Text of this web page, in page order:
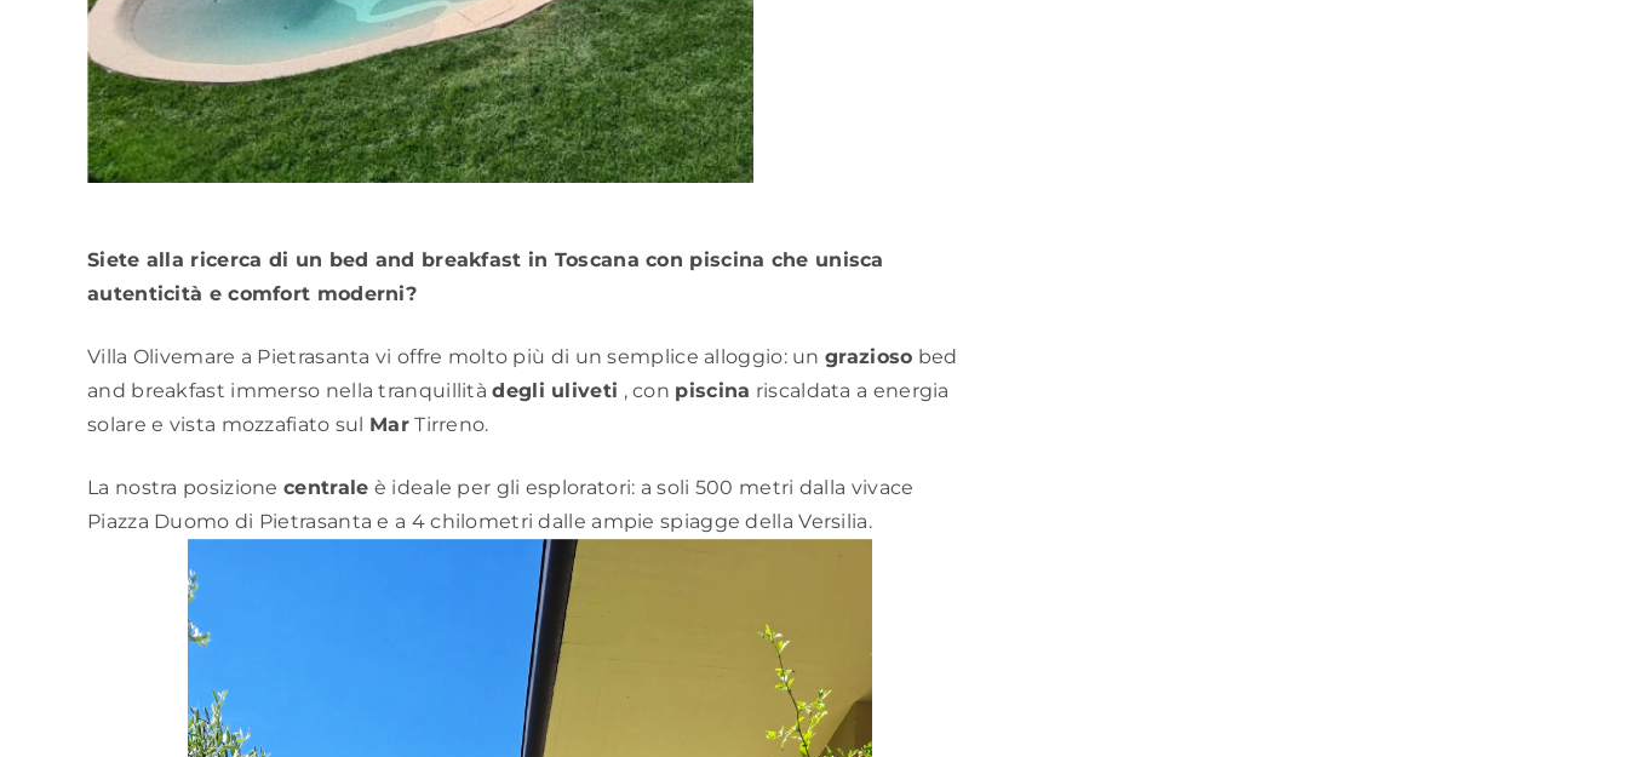
Siete alla ricerca di un bed and breakfast in Toscana con piscina che unisca
autenticità e comfort moderni?
Villa Olivemare a Pietrasanta vi offre molto più di un semplice alloggio: ungrazioso bed
and breakfast immerso nella tranquillitàdegli uliveti , con piscina riscaldata a energia
solare e vista mozzafiato sul MarTirreno.
La nostra posizione centrale è ideale per gli esploratori: a soli 500 metri dalla vivace
Piazza Duomo di Pietrasanta e a 4 chilometri dalle ampie spiagge della Versilia.